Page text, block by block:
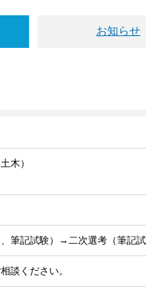
お知らせ
木）
筆記試験）→二次選考（筆記
談ください。